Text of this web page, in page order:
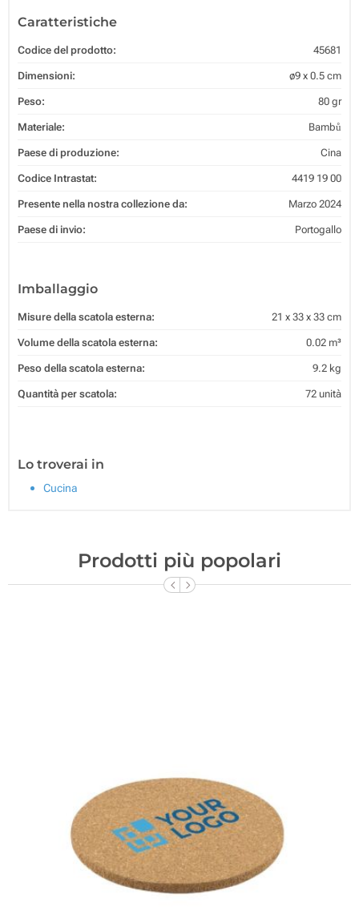
Caratteristiche
Codice del prodotto: 45681
Dimensioni: ø9 x 0.5 cm
Peso: 80 gr
Materiale: Bambů
Paese di produzione: Cina
Codice Intrastat: 4419 19 00
Presente nella nostra collezione da: Marzo 2024
Paese di invio: Portogallo
Imballaggio
Misure della scatola esterna: 21 x 33 x 33 cm
Volume della scatola esterna: 0.02 m³
Peso della scatola esterna: 9.2 kg
Quantità per scatola: 72 unità
Lo troverai in
Cucina
Prodotti più popolari